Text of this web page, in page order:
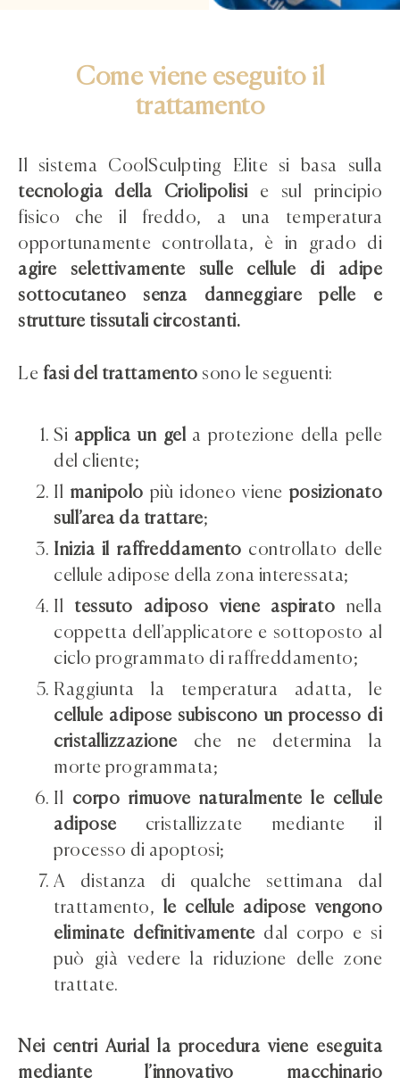
Come viene eseguito il
trattamento
Il sistema CoolSculpting Elite si basa sulla
tecnologia della Criolipolisi e sul principio
fisico che il freddo, a una temperatura
opportunamente controllata, è in grado di
agire selettivamente sulle cellule di adipe
sottocutaneo
senza danneggiare pelle e
strutture tissutali circostanti.
Le fasi del trattamento sono le seguenti:
Si applica un gel a protezione della pelle
del cliente;
Il manipolo più idoneo viene posizionato
sull’area da trattare;
Inizia il raffreddamento controllato delle
cellule adipose della zona interessata;
Il tessuto adiposo viene aspirato nella
coppetta dell’applicatore e sottoposto al
ciclo programmato di raffreddamento;
Raggiunta la temperatura adatta, le
cellule adipose subiscono un processo di
cristallizzazione che ne determina la
morte programmata;
Il corpo rimuove naturalmente le cellule
adipose cristallizzate mediante il
processo di apoptosi;
A distanza di qualche settimana dal
trattamento, le cellule adipose vengono
eliminate definitivamente dal corpo e si
può già vedere la riduzione delle zone
trattate.
Nei centri Aurial la procedura viene eseguita
mediante l’innovativo macchinario